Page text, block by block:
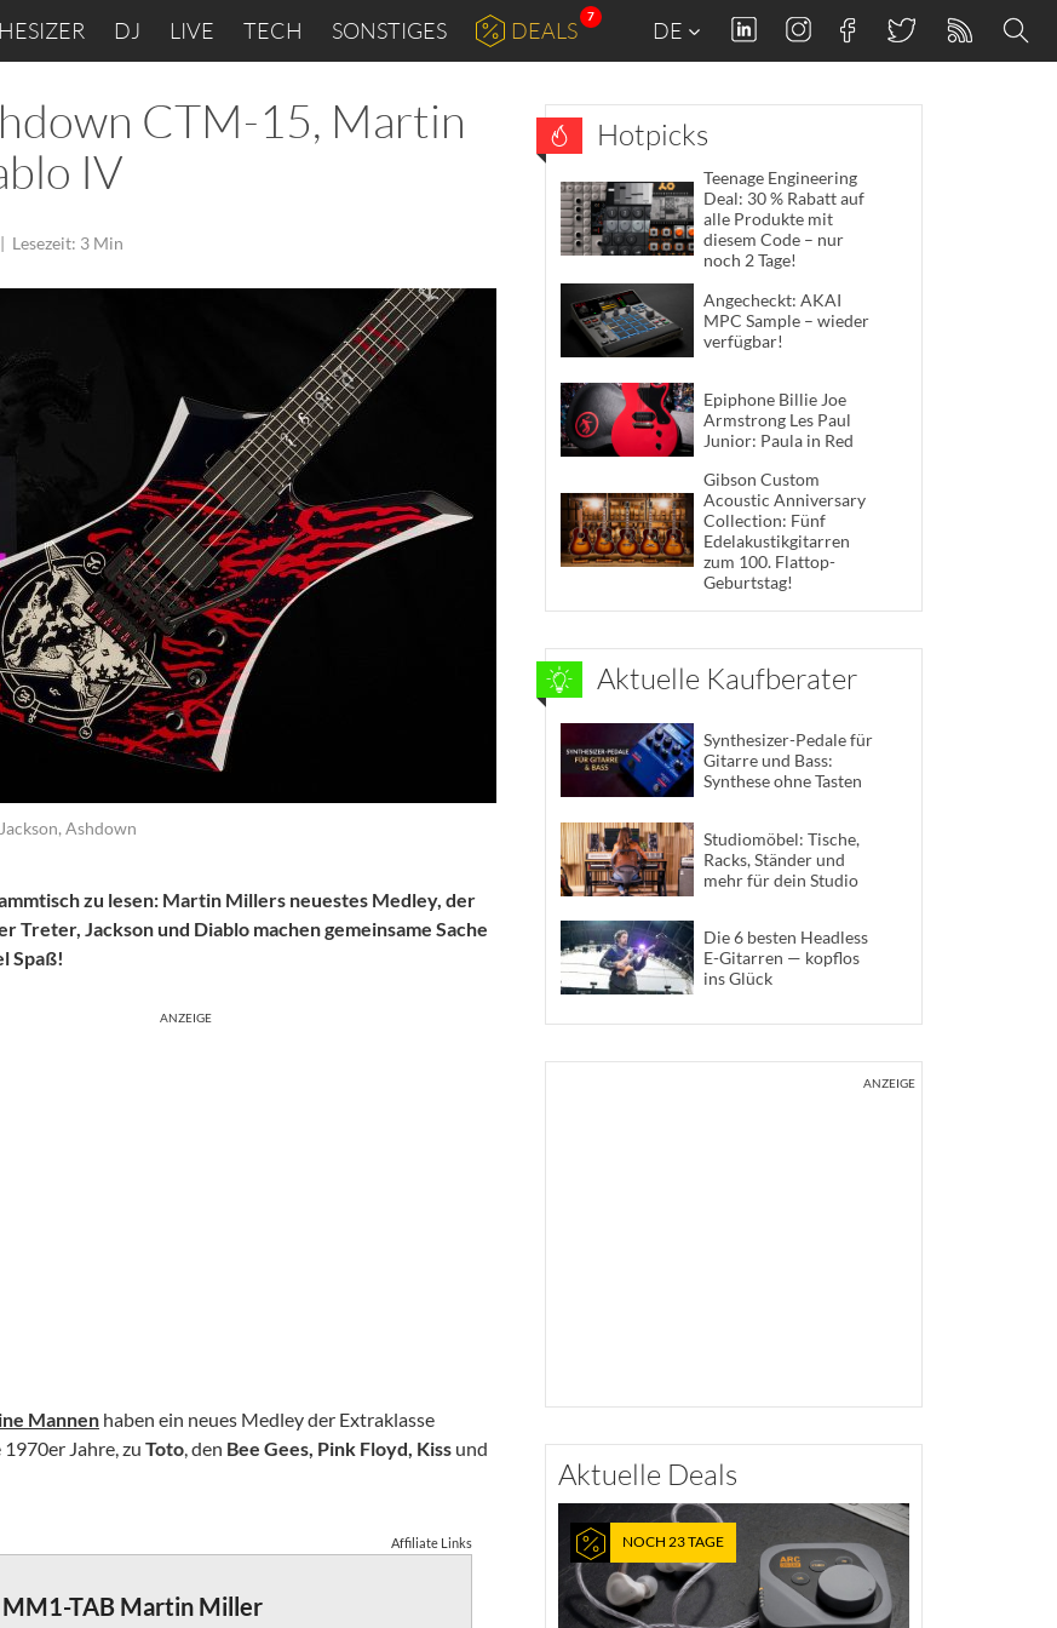
DJ LIVE TECH SONSTIGES DEALS
7
DE
CTM-15, Martin
IV
| Lesezeit: 3 Min
Ashdown
zu lesen: Martin Millers neuestes Medley, der
Jackson und Diablo machen gemeinsame Sache
Spaß!
ANZEIGE
Mannen haben ein neues Medley der Extraklasse
Jahre, zu Toto, den Bee Gees, Pink Floyd, Kiss und
Affiliate Links
MM1-TAB Martin Miller
Hotpicks
Teenage Engineering
Deal: 30 % Rabatt auf
alle Produkte mit
diesem Code – nur
noch 2 Tage!
Angecheckt: AKAI
MPC Sample – wieder
verfügbar!
Epiphone Billie Joe
Armstrong Les Paul
Junior: Paula in Red
Gibson Custom
Acoustic Anniversary
Collection: Fünf
Edelakustikgitarren
zum 100. Flattop-
Geburtstag!
Aktuelle Kaufberater
Synthesizer-Pedale für
Gitarre und Bass:
Synthese ohne Tasten
Studiomöbel: Tische,
Racks, Ständer und
mehr für dein Studio
Die 6 besten Headless
E-Gitarren — kopflos
ins Glück
ANZEIGE
Aktuelle Deals
NOCH 23 TAGE